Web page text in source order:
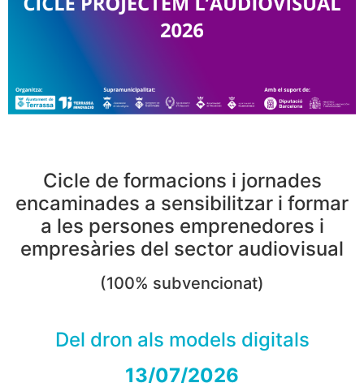
Cicle de formacions i jornades
encaminades a sensibilitzar i formar
a les persones emprenedores i
empresàries del sector audiovisual
(100% subvencionat)
Del dron als models digitals
13/07/2026